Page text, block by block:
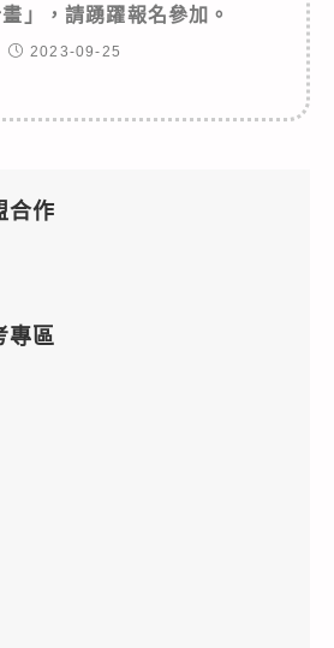
」，請踴躍報名參加。
2023-09-25
合作
專區